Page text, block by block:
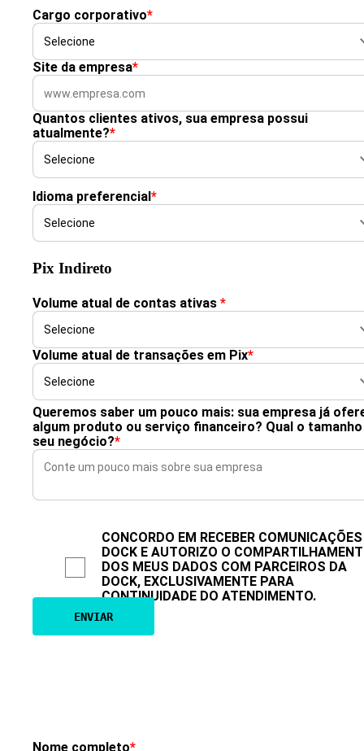
Cargo corporativo*
Site da empresa*
Quantos clientes ativos, sua empresa possui
atualmente?*
Idioma preferencial*
Pix Indireto
Volume atual de contas ativas *
Volume atual de transações em Pix*
Queremos saber um pouco mais: sua empresa já
algum produto ou serviço financeiro? Qual o
seu negócio?*
CONCORDO EM RECEBER
DOCK E AUTORIZO O
DOS MEUS DADOS COM PARCEIROS DA
DOCK, EXCLUSIVAMENTE PARA
CONTINUIDADE DO ATENDIMENTO.
Nome completo*